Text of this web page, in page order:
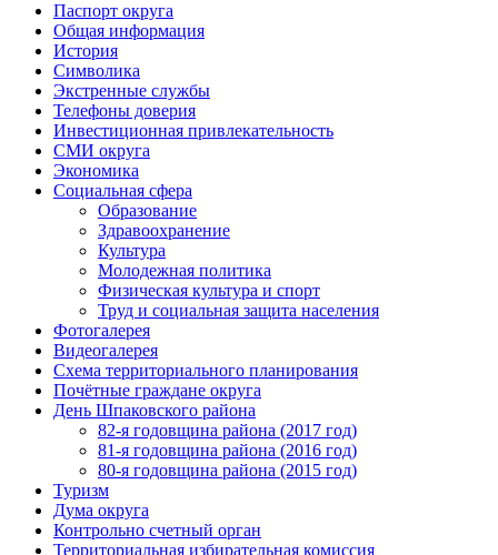
Паспорт округа
Общая информация
История
Символика
Экстренные службы
Телефоны доверия
Инвестиционная привлекательность
СМИ округа
Экономика
Социальная сфера
Образование
Здравоохранение
Культура
Молодежная политика
Физическая культура и спорт
Труд и социальная защита населения
Фотогалерея
Видеогалерея
Схема территориального планирования
Почётные граждане округа
День Шпаковского района
82-я годовщина района (2017 год)
81-я годовщина района (2016 год)
80-я годовщина района (2015 год)
Туризм
Дума округа
Контрольно счетный орган
Территориальная избирательная комиссия